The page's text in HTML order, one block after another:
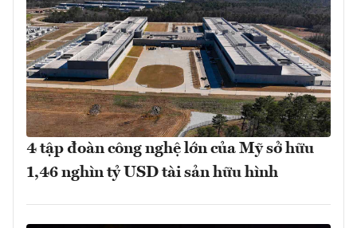
4 tập đoàn công nghệ lớn của Mỹ sở hữu
1,46 nghìn tỷ USD tài sản hữu hình